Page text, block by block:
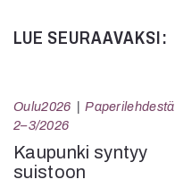
LUE SEURAAVAKSI:
Oulu2026
Paperilehdestä
2–3/2026
Kaupunki syntyy
suistoon